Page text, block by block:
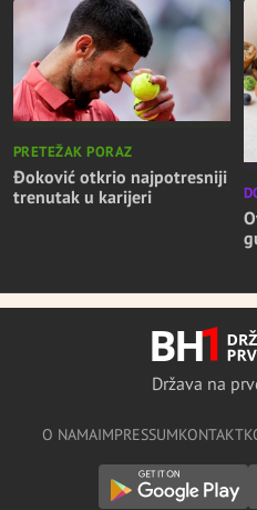
PRETEŽAK PORAZ
Đoković otkrio najpotresniji
trenutak u karijeri
Država na
O NAMAIMPRESSUMKONTAKT